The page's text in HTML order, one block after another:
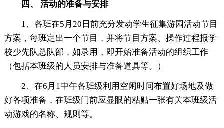
四、 活动的准备与安排
1、各班在5月20日前充分发动学生征集游园活动节目
方案，每班定出一个节目，并将节目方案、操作过程报学
校少先队总队部，如录用，即开始准备活动的组织工作
（包括本班级的人员安排与准备道具等。）
2、在6月1中午各班级利用空闲时间布置好场地及做
好各项准备，在班级门前应显眼的粘贴一张有关本班级活
动游戏的名称、规则等。